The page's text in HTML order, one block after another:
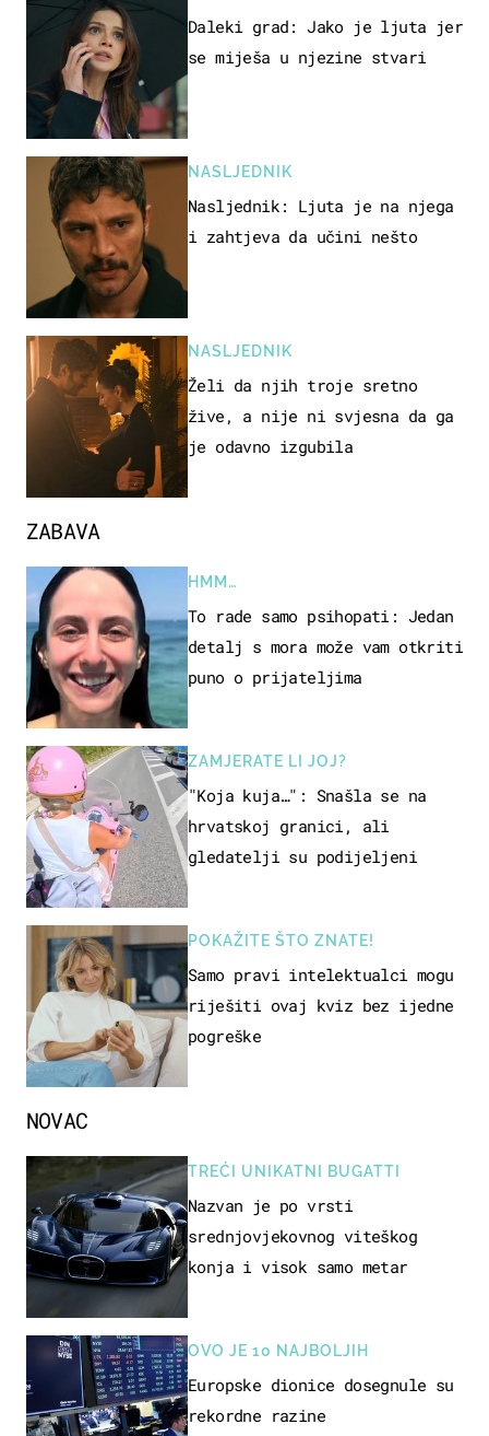
ZABAVA
HMM…
To rade samo psihopati: Jedan
detalj s mora može vam otkriti
puno o prijateljima
ZAMJERATE LI JOJ?
"Koja kuja…": Snašla se na
hrvatskoj granici, ali
gledatelji su podijeljeni
POKAŽITE ŠTO ZNATE!
Samo pravi intelektualci mogu
riješiti ovaj kviz bez ijedne
pogreške
Daleki grad: Jako je ljuta jer
se miješa u njezine stvari
NASLJEDNIK
Nasljednik: Ljuta je na njega
i zahtjeva da učini nešto
NASLJEDNIK
Želi da njih troje sretno
žive, a nije ni svjesna da ga
je odavno izgubila
NOVAC
TREĆI UNIKATNI BUGATTI
Nazvan je po vrsti
srednjovjekovnog viteškog
konja i visok samo metar
OVO JE 10 NAJBOLJIH
Europske dionice dosegnule su
rekordne razine